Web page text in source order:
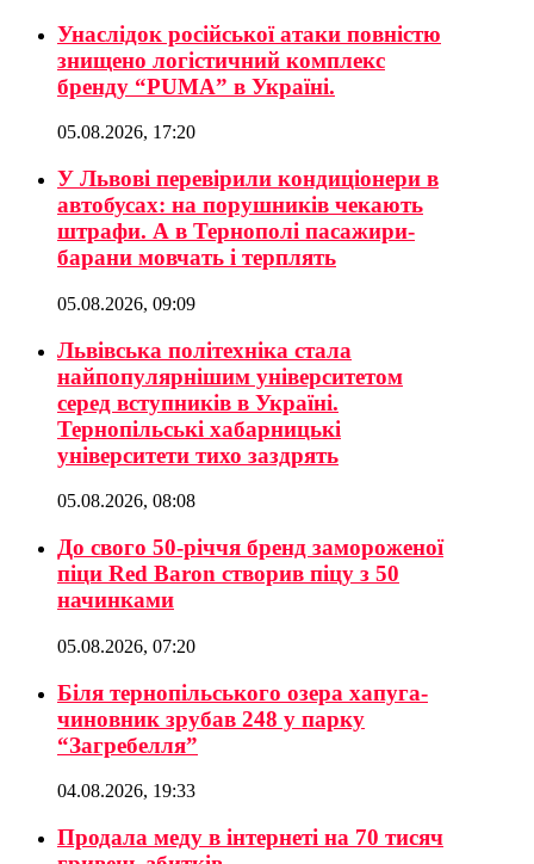
Унаслідок російської атаки повністю
знищено логістичний комплекс
бренду “PUMA” в Україні.
05.08.2026, 17:20
У Львові перевірили кондиціонери в
автобусах: на порушників чекають
штрафи. А в Тернополі пасажири-
барани мовчать і терплять
05.08.2026, 09:09
Львівська політехніка стала
найпопулярнішим університетом
серед вступників в Україні.
Тернопільські хабарницькі
університети тихо заздрять
05.08.2026, 08:08
До свого 50-річчя бренд замороженої
піци Red Baron створив піцу з 50
начинками
05.08.2026, 07:20
Біля тернопільського озера хапуга-
чиновник зрубав 248 у парку
“Загребелля”
04.08.2026, 19:33
Продала меду в інтернеті на 70 тисяч